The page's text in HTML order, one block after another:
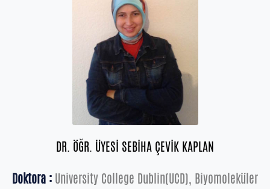
DR. ÖĞR. ÜYESİ SEBİHA ÇEVİK KAPLAN
Doktora : University College Dublin(UCD), Biyomoleküler